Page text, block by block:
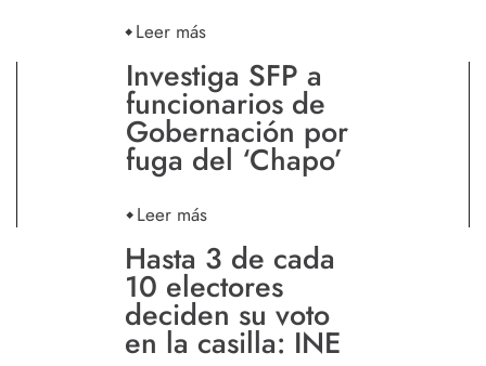
Leer más
Investiga SFP a
funcionarios de
Gobernación por
fuga del ‘Chapo’
Leer más
Hasta 3 de cada
10 electores
deciden su voto
en la casilla: INE